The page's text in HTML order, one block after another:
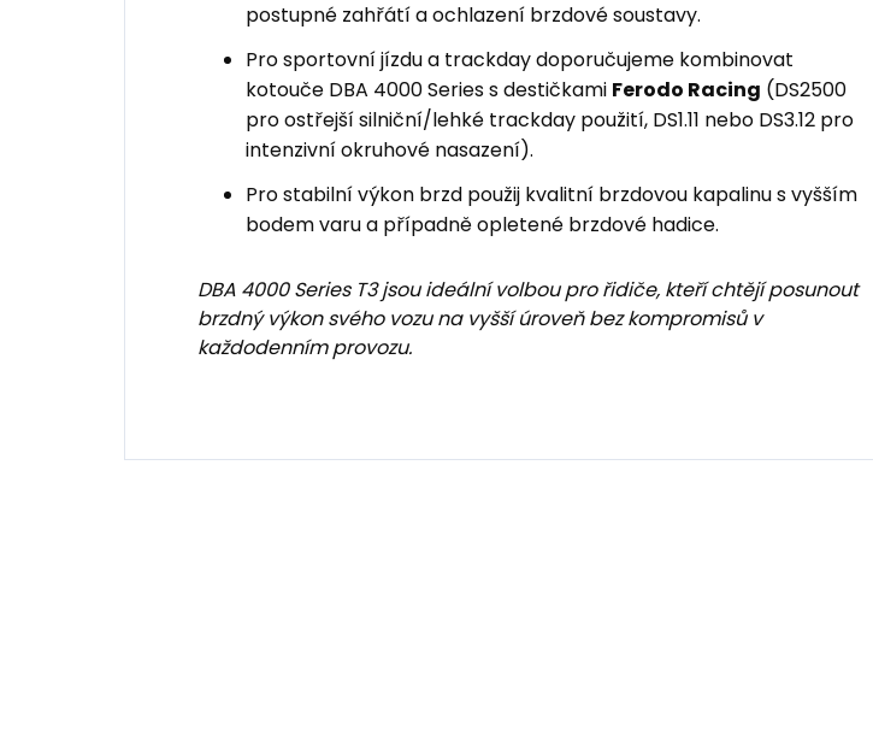
postupné zahřátí a ochlazení brzdové soustavy.
Pro sportovní jízdu a trackday doporučujeme kombinovat
kotouče DBA 4000 Series s destičkami Ferodo Racing (DS2500
pro ostřejší silniční/lehké trackday použití, DS1.11 nebo DS3.12 pro
intenzivní okruhové nasazení).
Pro stabilní výkon brzd použij kvalitní brzdovou kapalinu s vyšším
bodem varu a případně opletené brzdové hadice.
DBA 4000 Series T3 jsou ideální volbou pro řidiče, kteří chtějí posunout
brzdný výkon svého vozu na vyšší úroveň bez kompromisů v
každodenním provozu.